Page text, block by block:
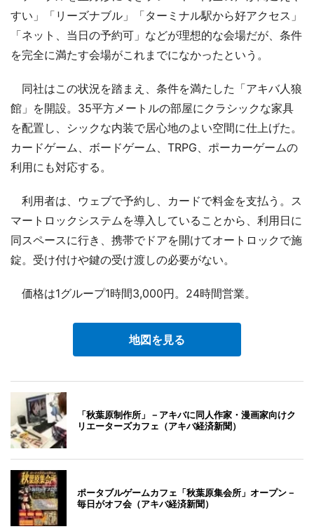
すい」「リーズナブル」「ターミナル駅から好アクセス」
「ネット、当日の予約可」などが理想的な会場だが、条件
を完全に満たす会場がこれまでになかったという。
同社はこの状況を踏まえ、条件を満たした「アキバ人狼
館」を開設。35平方メートルの部屋にクラシックな家具
を配置し、シックな内装で居心地のよい空間に仕上げた。
カードゲーム、ボードゲーム、TRPG、ポーカーゲームの
利用にも対応する。
利用者は、ウェブで予約し、カードで料金を支払う。ス
マートロックシステムを導入していることから、利用日に
同スペースに行き、携帯でドアを開けてオートロックで施
錠。受け付けや鍵の受け渡しの必要がない。
価格は1グループ1時間3,000円。24時間営業。
地図を見る
「秋葉原制作所」－アキバに同人作家・漫画家向けク
リエーターズカフェ（アキバ経済新聞）
ポータブルゲームカフェ「秋葉原集会所」オープン－
毎日がオフ会（アキバ経済新聞）